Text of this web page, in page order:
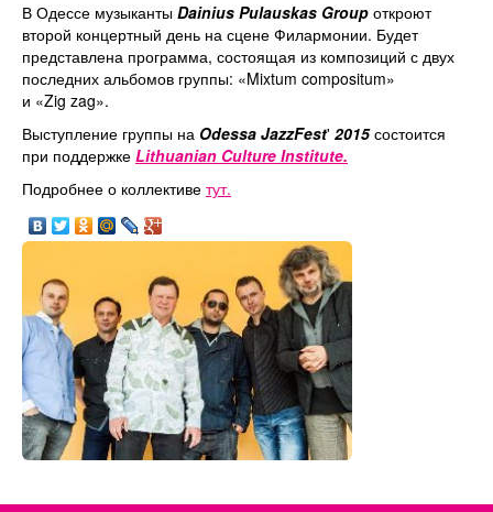
В Одессе музыканты Dainius Pulauskas Group откроют
второй концертный день на сцене Филармонии. Будет
представлена программа, состоящая из композиций с двух
последних альбомов группы: «Mixtum compositum»
и «Zig zag».
Выступление группы на Odessa JazzFest' 2015состоится
при поддержке Lithuanian Culture Institute.
Подробнее о коллективе тут.